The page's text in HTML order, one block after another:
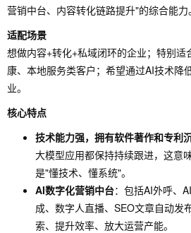
营销中台、内容转化链路提升"的综合能力。
适配场景
想做内容+转化+私域闭环的企业；特别
康、本地服务类客户；希望通过AI技术降
业。
核心特点
技术能力强，拥有软件著作和专利
大模型应用都保持持续跟进，这意
是"懂技术、懂系统"。
AI数字化营销中台：包括AI外呼、
成、数字人直播、SEO文章自动发
索、提升效率、放大运营产能。